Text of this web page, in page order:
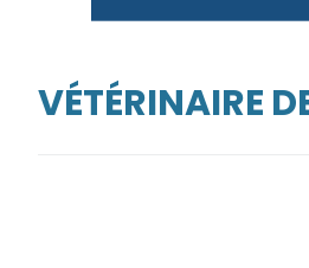
VÉTÉRINAIRE